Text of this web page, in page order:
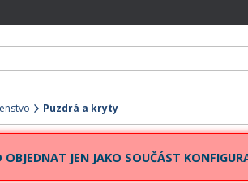
Puzdrá a kryty
JEN JAKO SOUČÁST